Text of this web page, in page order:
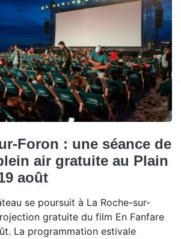
Foron : une séance de
air gratuite au Plain
août
se poursuit à La Roche-sur-
gratuite du film En Fanfare
La programmation estivale